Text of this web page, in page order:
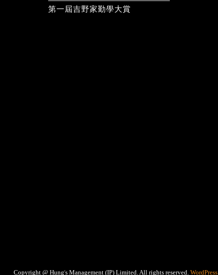
第一屆吉野家勤學大賞
Copyright @ Hung‘s Management (IP) Limited. All rights reserved.WordPress